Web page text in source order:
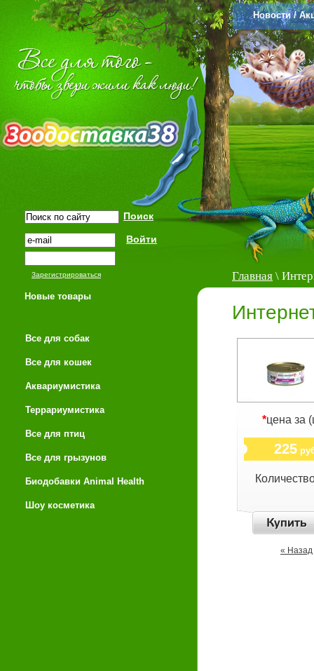
Новости /
Новые товары
Все для собак
Все для кошек
Аквариумистика
Террариумистика
Все для птиц
Все для грызунов
Биодобавки Animal Health
Шоу косметика
Главная \
*цена за
225
« Назад
Зарегистрироваться